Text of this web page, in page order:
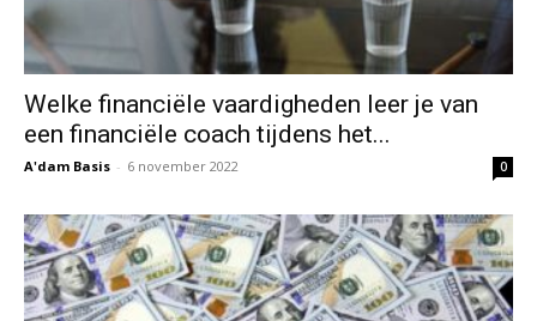
Welke financiële vaardigheden leer je van
een financiële coach tijdens het...
A'dam Basis - 6 november 2022 0